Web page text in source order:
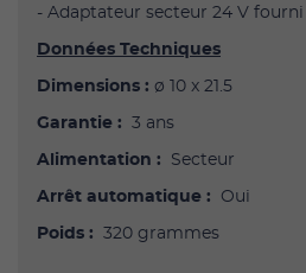
- Adaptateur secteur 24 V fourni
Données Techniques
Dimensions : ø 10 x 21.5
Garantie : 3 ans
Alimentation : Secteur
Arrêt automatique : Oui
Poids : 320 grammes